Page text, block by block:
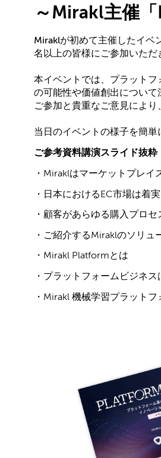
～Mirakl主催
Miraklが初めて主催したイベ
名以上の皆様にご参加いただ
本イベントでは、プラット
の可能性や価値創出につい
ご参加と貴重なご意見により
当日のイベントの様子を簡単
ご参考資料講演スライド抜粋
・Miraklはマーケットプレ
・日本におけるEC市場は着
・顧客があらゆる購入プロ
・ご紹介するMiraklのソリュ
・Mirakl Platformとは
・プラットフォームビジネ
・Mirakl 機械学習プラット